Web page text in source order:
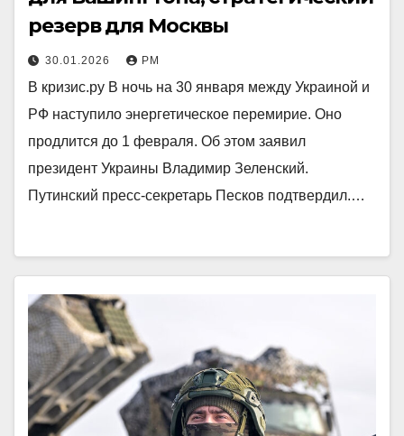
резерв для Москвы
30.01.2026 РМ
В кризис.ру В ночь на 30 января между Украиной и
РФ наступило энергетическое перемирие. Оно
продлится до 1 февраля. Об этом заявил
президент Украины Владимир Зеленский.
Путинский пресс-секретарь Песков подтвердил.…